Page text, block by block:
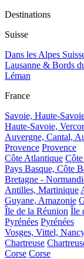
Destinations
Suisse
Dans les Alpes
Lausanne & Bords
Léman
France
Savoie, Haute-
Haute-Savoie,
Auvergne, Cantal,
Provence Provence
Côte Atlantique
Pays Basque, Côte
Bretagne -
Antilles, Martinique
Guyane, Amazonie
Île de la Réunion Île
Pyrénées Pyrénées
Vosges, Vittel,
Chartreuse
Corse Corse